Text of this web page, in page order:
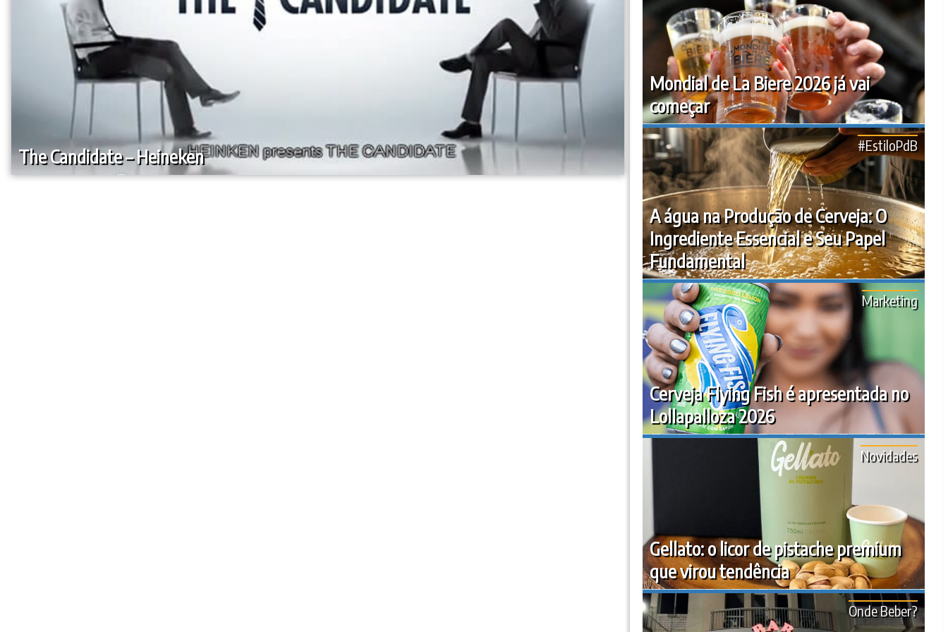
The Candidate – Heineken
Mondial de La Biere 2026 já vai
começar
A água na Produção de Cerveja: O
Ingrediente Essencial e Seu Papel
Fundamental
#EstiloPdB
Cerveja Flying Fish é apresentada no
Lollapalloza 2026
Marketing
Gellato: o licor de pistache premium
que virou tendência
Novidades
Onde Beber?